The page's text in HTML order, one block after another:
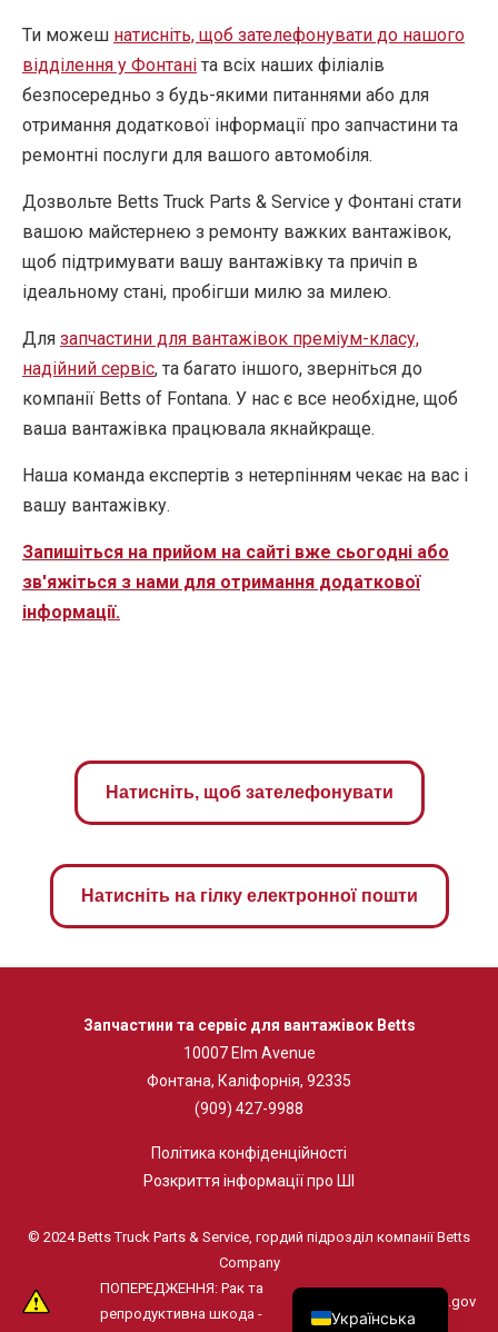
Ти можеш натисніть, щоб зателефонувати до нашого
відділення у Фонтані та всіх наших філіалів
безпосередньо з будь-якими питаннями або для
отримання додаткової інформації про запчастини та
ремонтні послуги для вашого автомобіля.
Дозвольте Betts Truck Parts & Service у Фонтані стати
вашою майстернею з ремонту важких вантажівок,
щоб підтримувати вашу вантажівку та причіп в
ідеальному стані, пробігши милю за милею.
Для запчастини для вантажівок преміум-класу,
надійний сервіс, та багато іншого, зверніться до
компанії Betts of Fontana. У нас є все необхідне, щоб
ваша вантажівка працювала якнайкраще.
Наша команда експертів з нетерпінням чекає на вас і
вашу вантажівку.
Запишіться на прийом на сайті вже сьогодні або
зв'яжіться з нами для отримання додаткової
інформації.
Натисніть, щоб зателефонувати
Натисніть на гілку електронної пошти
Запчастини та сервіс для вантажівок Betts
10007 Elm Avenue
Фонтана, Каліфорнія, 92335
(909) 427-9988
Політика конфіденційності
Розкриття інформації про ШІ
© 2024 Betts Truck Parts & Service, гордий підрозділ компанії Betts
Company
ПОПЕРЕДЖЕННЯ: Рак та
репродуктивна шкода -
www.P65Warnings.ca.gov
Українська